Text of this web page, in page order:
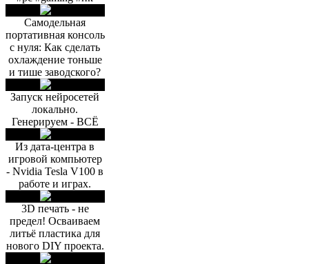
Самодельная
портативная консоль
с нуля: Как сделать
охлаждение тоньше
и тише заводского?
Запуск нейросетей
локально.
Генерируем - ВСЁ
Из дата-центра в
игровой компьютер
- Nvidia Tesla V100 в
работе и играх.
3D печать - не
предел! Осваиваем
литьё пластика для
нового DIY проекта.